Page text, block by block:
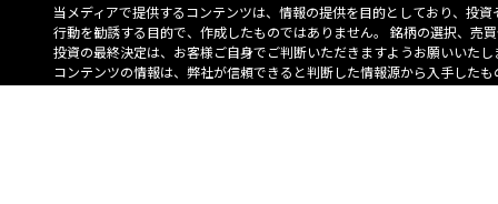
当メディアで提供するコンテンツは、情報の提供を目的としており、投資
行動を勧誘する目的で、作成したものではありません。 銘柄の選択、売
投資の最終決定は、お客様ご自身でご判断いただきますようお願いいたし
コンテンツの情報は、弊社が信頼できると判断した情報源から入手したも
が、その情報源の確実性を保証したものではありません。 また、本コン